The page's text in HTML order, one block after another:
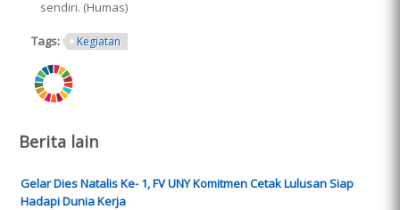
sendiri. (Humas)
Tags: Kegiatan
ring.png
Berita lain
Gelar Dies Natalis Ke- 1, FV UNY Komitmen Cetak Lulusan Siap
Hadapi Dunia Kerja